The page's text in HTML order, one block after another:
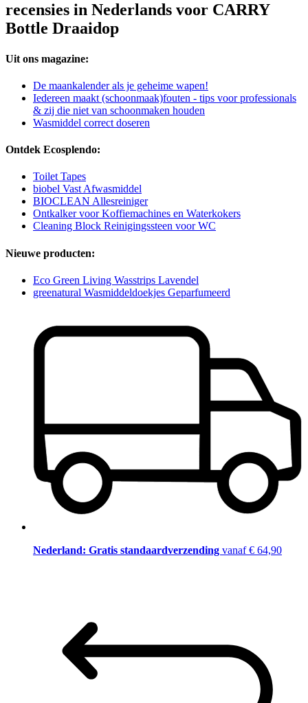
recensies in Nederlands voor CARRY
Bottle Draaidop
Uit ons magazine:
De maankalender als je geheime wapen!
Iedereen maakt (schoonmaak)fouten - tips voor professionals
& zij die niet van schoonmaken houden
Wasmiddel correct doseren
Ontdek Ecosplendo:
Toilet Tapes
biobel Vast Afwasmiddel
BIOCLEAN Allesreiniger
Ontkalker voor Koffiemachines en Waterkokers
Cleaning Block Reinigingssteen voor WC
Nieuwe producten:
Eco Green Living Wasstrips Lavendel
greenatural Wasmiddeldoekjes Geparfumeerd
Nederland: Gratis standaardverzending vanaf € 64,90